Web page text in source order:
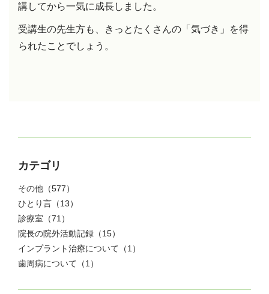
講してから一気に成長しました。
受講生の先生方も、きっとたくさんの「気づき」を得
られたことでしょう。
カテゴリ
その他 （577）
ひとり言 （13）
診療室 （71）
院長の院外活動記録 （15）
インプラント治療について （1）
歯周病について （1）